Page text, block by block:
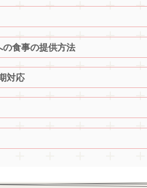
食事の提供方法
対応